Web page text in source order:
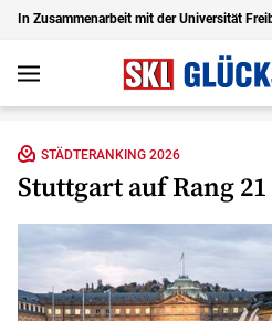
In Zusammenarbeit mit der Universität
Navigation
STÄDTERANKING 2026
Stuttgart auf Rang 21